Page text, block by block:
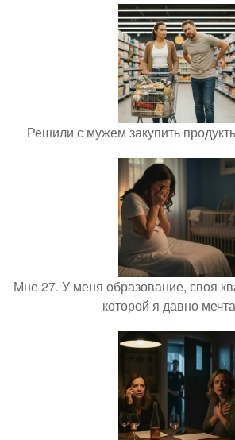
Решили с мужем закупить
Мне 27. У меня образование, своя
которой я давно